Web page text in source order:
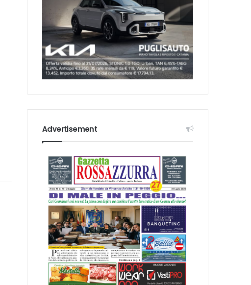
Advertisement